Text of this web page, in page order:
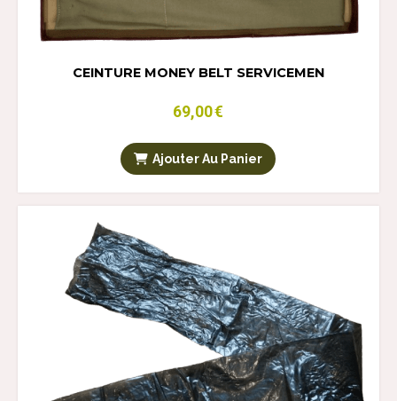
CEINTURE MONEY BELT SERVICEMEN
69,00€
Ajouter Au Panier